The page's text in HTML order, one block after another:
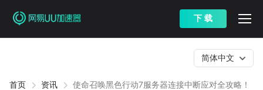
下 载
首页 资讯 使命召唤黑色行动7服务器连接中断应对全攻略！
简体中文